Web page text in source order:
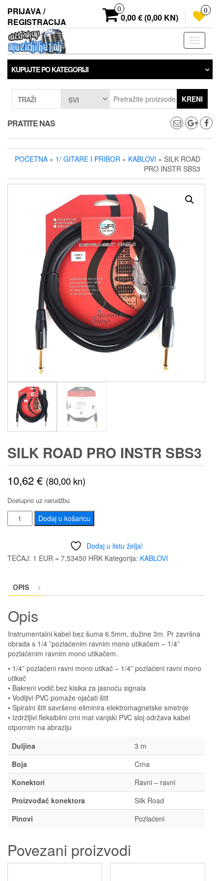
sadržaj
PRIJAVA /
REGISTRACIJA
0
0,00 € (0,00 KN)
0
KUPUJTE PO KATEGORIJI
TRAŽI KRENI
PRATITE NAS
POČETNA » 1/ GITARE I PRIBOR » KABLOVI » SILK ROAD
PRO INSTR SBS3
SILK ROAD PRO INSTR SBS3
10,62€ (80,00 kn)
Dostupno uz narudžbu
SILK
ROAD
INSTR
Dodaj u košaricu
Dodaj u listu želja!
TEČAJ: 1 EUR = 7,53450 HRK Kategorija: KABLOVI
OPIS
Opis
Instrumentalni kabel bez šuma 6.5mm, dužine 3m. Pr završna
obrada s 1/4 ”pozlaćenim ravnim mono utikačem – 1/4”
pozlaćenim ravnim mono utikačem.
• 1/4” pozlaćeni ravni mono utikač – 1/4” pozlaćeni ravni mono
utikač
• Bakreni vodič bez kisika za jasnoću signala
• Vodljivi PVC pomaže ojačati štit
• Spiralni štit savršeno eliminira elektromagnetske smetnje
• Izdržljivi fleksibilni crni mat vanjski PVC sloj održava kabel
otpornim na abraziju
Duljina
3 m
Boja
Crna
Konektori
Ravni – ravni
Proizvođač konektora
Silk Road
Pinovi
Pozlaćeni
Povezani proizvodi